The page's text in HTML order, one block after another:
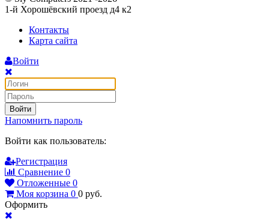
1-й Хорошёвский проезд д4 к2
Контакты
Карта сайта
Войти
Войти
Напомнить пароль
Войти как пользователь:
Регистрация
Сравнение 0
Отложенные 0
Моя корзина 0 0 руб.
Оформить